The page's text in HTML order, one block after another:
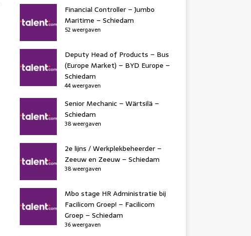
Financial Controller – Jumbo
Maritime – Schiedam
52 weergaven
Deputy Head of Products – Bus
(Europe Market) – BYD Europe –
Schiedam
44 weergaven
Senior Mechanic – Wärtsilä –
Schiedam
38 weergaven
2e lijns / Werkplekbeheerder –
Zeeuw en Zeeuw – Schiedam
38 weergaven
Mbo stage HR Administratie bij
Facilicom Groep! – Facilicom
Groep – Schiedam
36 weergaven